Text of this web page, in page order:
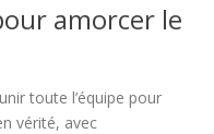
amorcer le
toute l’équipe pour
vérité, avec